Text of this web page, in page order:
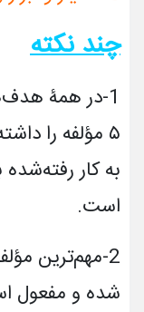
چند نکته
1- در همۀ
۵ مؤلفه را
به­ کار
است.
2- مهم‌ترین
شده و مفعول